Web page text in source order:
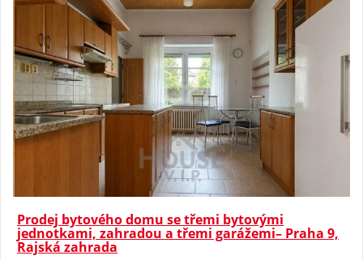
Prodej bytového domu se třemi bytovými
jednotkami, zahradou a třemi garážemi– Praha 9,
Rajská zahrada